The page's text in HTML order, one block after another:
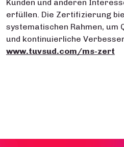
Kunden und anderen
erfüllen. Die Zertifizierung
systematischen Rahmen, um
und kontinuierliche
www.tuvsud.com/ms-zert